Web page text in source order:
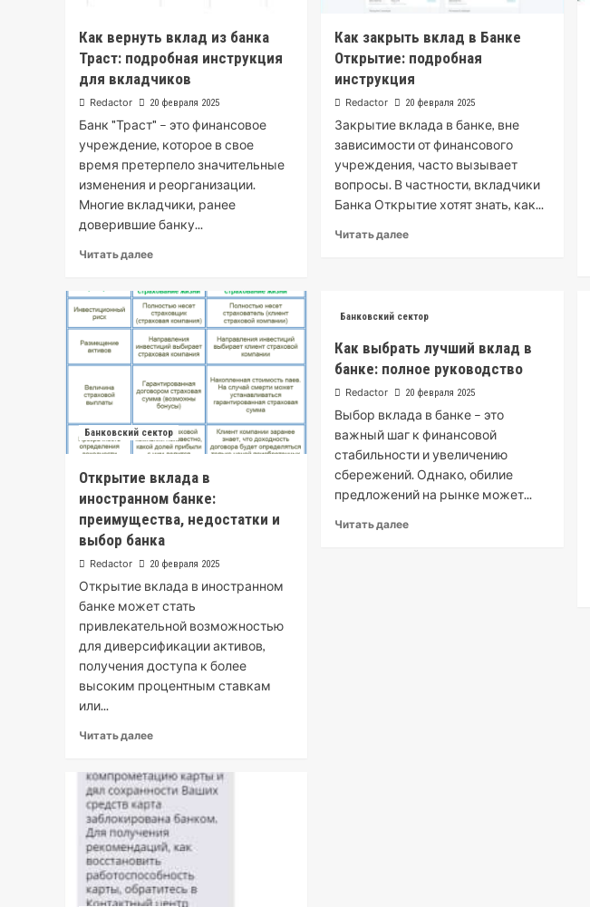
Как вернуть вклад из банка
Траст: подробная инструкция
для вкладчиков
Redactor 20 февраля 2025
Банк "Траст" – это финансовое
учреждение, которое в свое
время претерпело значительные
изменения и реорганизации.
Многие вкладчики, ранее
доверившие банку...
Читать далее
Как закрыть вклад в Банке
Открытие: подробная
инструкция
Redactor 20 февраля 2025
Закрытие вклада в банке, вне
зависимости от финансового
учреждения, часто вызывает
вопросы. В частности, вкладчики
Банка Открытие хотят знать, как...
Читать далее
Банковский сектор
Открытие вклада в
иностранном банке:
преимущества, недостатки и
выбор банка
Redactor 20 февраля 2025
Открытие вклада в иностранном
банке может стать
привлекательной возможностью
для диверсификации активов,
получения доступа к более
высоким процентным ставкам
или...
Читать далее
Банковский сектор
Как выбрать лучший вклад в
банке: полное руководство
Redactor 20 февраля 2025
Выбор вклада в банке – это
важный шаг к финансовой
стабильности и увеличению
сбережений. Однако, обилие
предложений на рынке может...
Читать далее